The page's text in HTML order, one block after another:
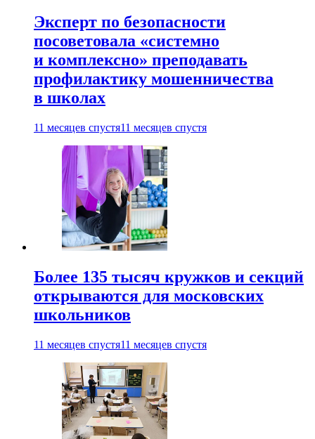
Эксперт по безопасности
посоветовала «системно
и комплексно» преподавать
профилактику мошенничества
в школах
11 месяцев спустя11 месяцев спустя
Более 135 тысяч кружков и секций
открываются для московских
школьников
11 месяцев спустя11 месяцев спустя